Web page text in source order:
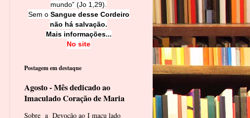
mundo” (Jo 1,29).
Sem o Sangue desse Cordeiro
não há salvação.
Mais informações...
No site
Postagem em destaque
Agosto - Mês dedicado ao
Imaculado Coração de Maria
Sobre a Devoção ao I macu lado